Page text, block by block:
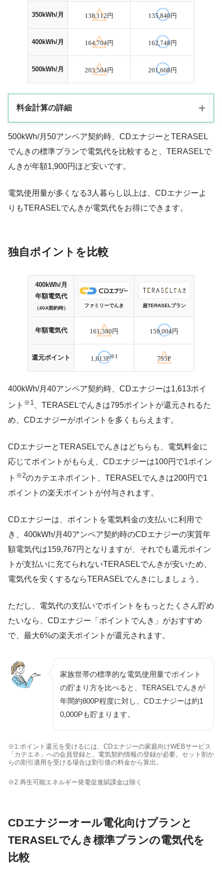
350kWh/月 138,112円 135,840円
400kWh/月 164,704円 162,748円
500kWh/月 203,504円 201,608円
料金計算の詳細
CDエナジーのプランは、電気使用量250・350kWh/月時はベー
シックでんき、400・500kWh/月時はファミリーでんきとしま
す。
TERASELでんきのプランは、超TERASELプランとします。
電気使用量250・350kWh/月の契約アンペア数は30A、400・
500kWh/月50アンペア契約時、CDエナジーとTERASEL
でんきの標準プランで電気代を比較すると、TERASELで
んきが年額1,900円ほど安いです。
電気使用量が多くなる3人暮らし以上は、CDエナジーよ
りもTERASELでんきが電気代をお得にできます。
独自ポイントを比較
400kWh/月
年額電気代
（40A契約時） ファミリーでんき 超TERASELプラン
年額電気代 161,380円 159,004円
還元ポイント 1,613P※1 795P
400kWh/月40アンペア契約時、CDエナジーは1,613ポイ
ント ※1
、TERASELでんきは795ポイントが還元されるた
め、CDエナジーがポイントを多くもらえます。
CDエナジーとTERASELでんきはどちらも、電気料金に
応じてポイントがもらえ、CDエナジーは100円で1ポイン
ト ※2のカテエネポイント、TERASELでんきは200円で1
ポイントの楽天ポイントが付与されます。
CDエナジーは、ポイントを電気料金の支払いに利用で
き、400kWh/月40アンペア契約時のCDエナジーの実質年
額電気代は159,767円となりますが、それでも還元ポイン
トが支払いに充てられないTERASELでんきが安いため、
電気代を安くするならTERASELでんきにしましょう。
ただし、電気代の支払いでポイントをもっとたくさん貯め
たいなら、CDエナジー「ポイントでんき」がおすすめ
で、最大6%の楽天ポイントが還元されます。
家族世帯の標準的な電気使用量でポイント
の貯まり方を比べると、TERASELでんきが
年間約800P程度に対し、CDエナジーは約1
0,000Pも貯まります。
※1:ポイント還元を受けるには、CDエナジーの家庭向けWEBサービス
「カテエネ」への会員登録と、電気契約情報の登録が必要。セット割か
らの割引適用を受ける場合は割引後の料金から算出。
※2:再生可能エネルギー発電促進賦課金は除く
CDエナジーオール電化向けプランと
TERASELでんき標準プランの電気代を
比較